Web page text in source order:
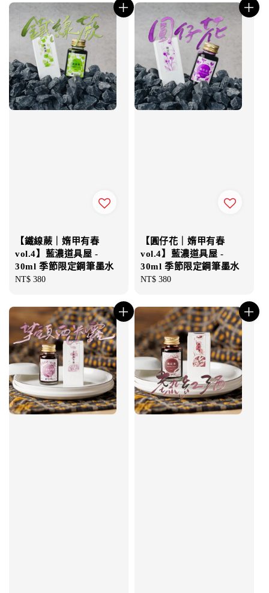
【鐵線蕨｜媠甲有春
vol.4】藍濃道具屋 -
30ml 季節限定鋼筆墨水
Regular
NT$ 380
【圓仔花｜媠甲有春
vol.4】藍濃道具屋 -
30ml 季節限定鋼筆墨水
Regular
NT$ 380